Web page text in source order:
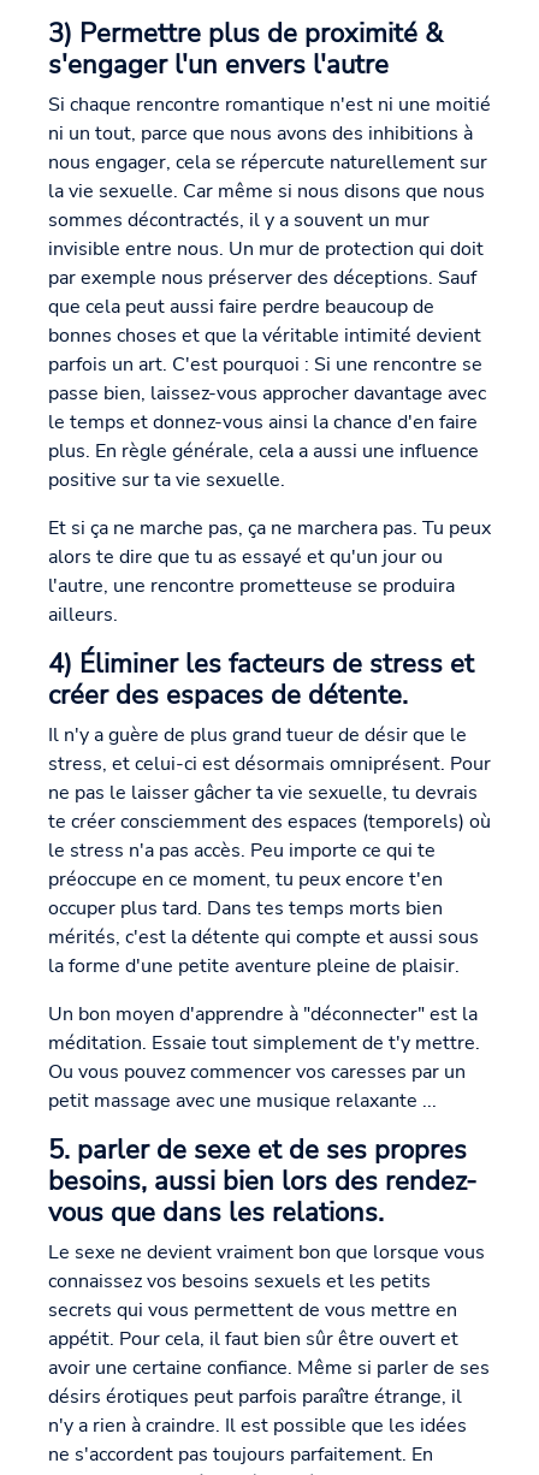
3) Permettre plus de proximité &
s'engager l'un envers l'autre
Si chaque rencontre romantique n'est ni une moitié
ni un tout, parce que nous avons des inhibitions à
nous engager, cela se répercute naturellement sur
la vie sexuelle. Car même si nous disons que nous
sommes décontractés, il y a souvent un mur
invisible entre nous. Un mur de protection qui doit
par exemple nous préserver des déceptions. Sauf
que cela peut aussi faire perdre beaucoup de
bonnes choses et que la véritable intimité devient
parfois un art. C'est pourquoi : Si une rencontre se
passe bien, laissez-vous approcher davantage avec
le temps et donnez-vous ainsi la chance d'en faire
plus. En règle générale, cela a aussi une influence
positive sur ta vie sexuelle.
Et si ça ne marche pas, ça ne marchera pas. Tu peux
alors te dire que tu as essayé et qu'un jour ou
l'autre, une rencontre prometteuse se produira
ailleurs.
4) Éliminer les facteurs de stress et
créer des espaces de détente.
Il n'y a guère de plus grand tueur de désir que le
stress, et celui-ci est désormais omniprésent. Pour
ne pas le laisser gâcher ta vie sexuelle, tu devrais
te créer consciemment des espaces (temporels) où
le stress n'a pas accès. Peu importe ce qui te
préoccupe en ce moment, tu peux encore t'en
occuper plus tard. Dans tes temps morts bien
mérités, c'est la détente qui compte et aussi sous
la forme d'une petite aventure pleine de plaisir.
Un bon moyen d'apprendre à "déconnecter" est la
méditation. Essaie tout simplement de t'y mettre.
Ou vous pouvez commencer vos caresses par un
petit massage avec une musique relaxante ...
5. parler de sexe et de ses propres
besoins, aussi bien lors des rendez-
vous que dans les relations.
Le sexe ne devient vraiment bon que lorsque vous
connaissez vos besoins sexuels et les petits
secrets qui vous permettent de vous mettre en
appétit. Pour cela, il faut bien sûr être ouvert et
avoir une certaine confiance. Même si parler de ses
désirs érotiques peut parfois paraître étrange, il
n'y a rien à craindre. Il est possible que les idées
ne s'accordent pas toujours parfaitement. En